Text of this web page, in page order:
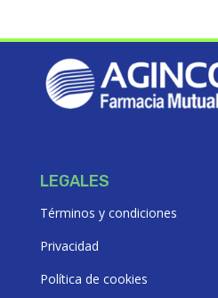
LEGALES
Términos y condiciones
Privacidad
Política de cookies